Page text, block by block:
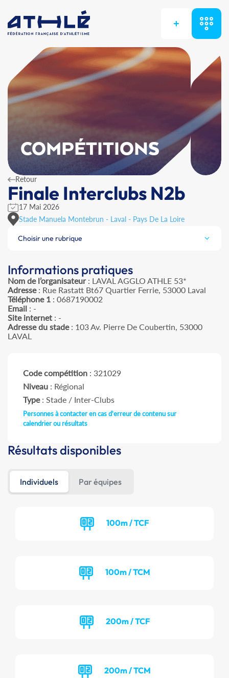
+
COMPÉTITIONS
Retour
Finale Interclubs N2b
17 Mai 2026
Stade Manuela Montebrun - Laval - Pays De La Loire
Choisir une rubrique
Informations pratiques
Nom de l’organisateur: LAVAL AGGLO ATHLE 53*
Adresse: Rue Rastatt Bt67 Quartier Ferrie, 53000 Laval
Téléphone 1 : 0687190002
Email : -
Site internet : -
Adresse du stade: 103 Av. Pierre De Coubertin, 53000
LAVAL
Code compétition : 321029
Niveau : Régional
Type: Stade / Inter-Clubs
Personnes à contacter en cas d'erreur de contenu sur
calendrier ou résultats
Résultats disponibles
Individuels Par équipes
100m / TCF
100m / TCM
200m / TCF
200m / TCM